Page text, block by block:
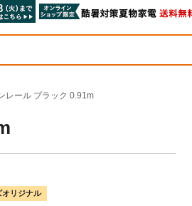
レール ブラック 0.91m
オリジナル